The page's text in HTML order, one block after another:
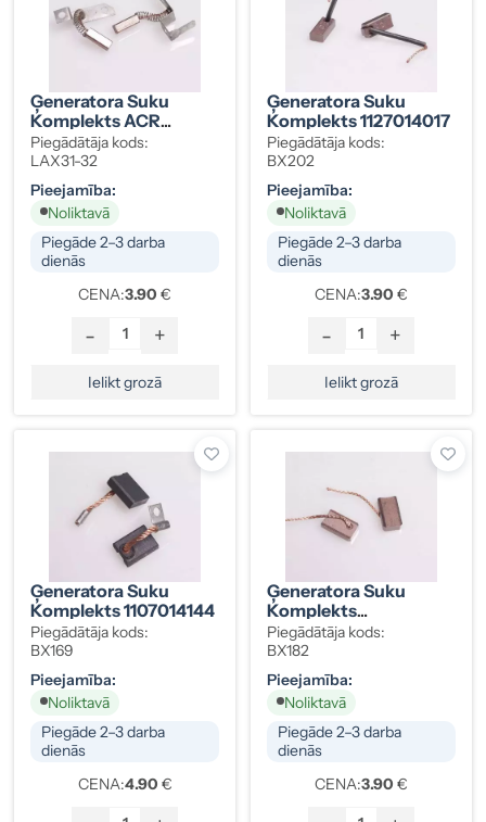
Ģeneratora Suku
Komplekts ACR
ULB110
Piegādātāja kods:
LAX31-32
Pieejamība:
Noliktavā
Piegāde 2–3 darba
dienās
CENA:3.90 €
- +
Ielikt grozā
Ģeneratora Suku
Komplekts 1127014017
Piegādātāja kods:
BX202
Pieejamība:
Noliktavā
Piegāde 2–3 darba
dienās
CENA:3.90 €
- +
Ielikt grozā
Ģeneratora Suku
Komplekts 1107014144
Piegādātāja kods:
BX169
Pieejamība:
Noliktavā
Piegāde 2–3 darba
dienās
CENA:4.90 €
Ģeneratora Suku
Komplekts
1127014009
Piegādātāja kods:
BX182
Pieejamība:
Noliktavā
Piegāde 2–3 darba
dienās
CENA:3.90 €